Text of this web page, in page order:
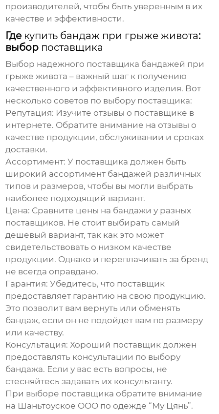
производителей, чтобы быть уверенным в их
качестве и эффективности.
Где купить бандаж при грыже живота:
выбор поставщика
Выбор надежного поставщика бандажей при
грыже живота – важный шаг к получению
качественного и эффективного изделия. Вот
несколько советов по выбору поставщика:
Репутация: Изучите отзывы о поставщике в
интернете. Обратите внимание на отзывы о
качестве продукции, обслуживании и сроках
доставки.
Ассортимент: У поставщика должен быть
широкий ассортимент бандажей различных
типов и размеров, чтобы вы могли выбрать
наиболее подходящий вариант.
Цена: Сравните цены на бандажи у разных
поставщиков. Не стоит выбирать самый
дешевый вариант, так как это может
свидетельствовать о низком качестве
продукции. Однако и переплачивать за бренд
не всегда оправдано.
Гарантия: Убедитесь, что поставщик
предоставляет гарантию на свою продукцию.
Это позволит вам вернуть или обменять
бандаж, если он не подойдет вам по размеру
или качеству.
Консультация: Хороший поставщик должен
предоставлять консультации по выбору
бандажа. Если у вас есть вопросы, не
стесняйтесь задавать их консультанту.
При выборе поставщика обратите внимание
на Шаньтоуское ООО по одежде “Му Цянь”.